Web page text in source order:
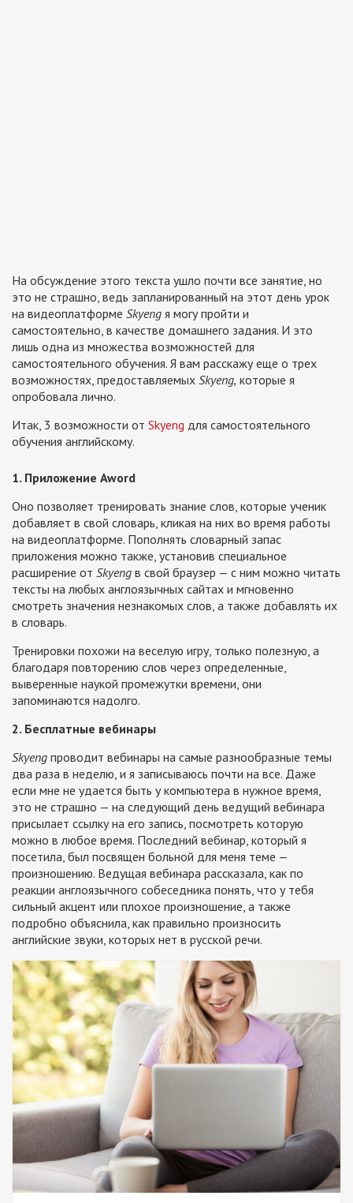
На обсуждение этого текста ушло почти все занятие, но
это не страшно, ведь запланированный на этот день урок
на видеоплатформе Skyeng я могу пройти и
самостоятельно, в качестве домашнего задания. И это
лишь одна из множества возможностей для
самостоятельного обучения. Я вам расскажу еще о трех
возможностях, предоставляемых Skyeng, которые я
опробовала лично.
Итак, 3 возможности от Skyeng для самостоятельного
обучения английскому.
1. Приложение Aword
Оно позволяет тренировать знание слов, которые ученик
добавляет в свой словарь, кликая на них во время работы
на видеоплатформе. Пополнять словарный запас
приложения можно также, установив специальное
расширение от Skyeng в свой браузер — с ним можно читать
тексты на любых англоязычных сайтах и мгновенно
смотреть значения незнакомых слов, а также добавлять их
в словарь.
Тренировки похожи на веселую игру, только полезную, а
благодаря повторению слов через определенные,
выверенные наукой промежутки времени, они
запоминаются надолго.
2. Бесплатные вебинары
Skyeng проводит вебинары на самые разнообразные темы
два раза в неделю, и я записываюсь почти на все. Даже
если мне не удается быть у компьютера в нужное время,
это не страшно — на следующий день ведущий вебинара
присылает ссылку на его запись, посмотреть которую
можно в любое время. Последний вебинар, который я
посетила, был посвящен больной для меня теме —
произношению. Ведущая вебинара рассказала, как по
реакции англоязычного собеседника понять, что у тебя
сильный акцент или плохое произношение, а также
подробно объяснила, как правильно произносить
английские звуки, которых нет в русской речи.